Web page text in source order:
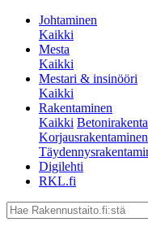
Johtaminen
Kaikki
Mesta
Kaikki
Mestari & insinööri
Kaikki
Rakentaminen
Kaikki
Korjausrakentaminen
Digilehti
RKL.fi